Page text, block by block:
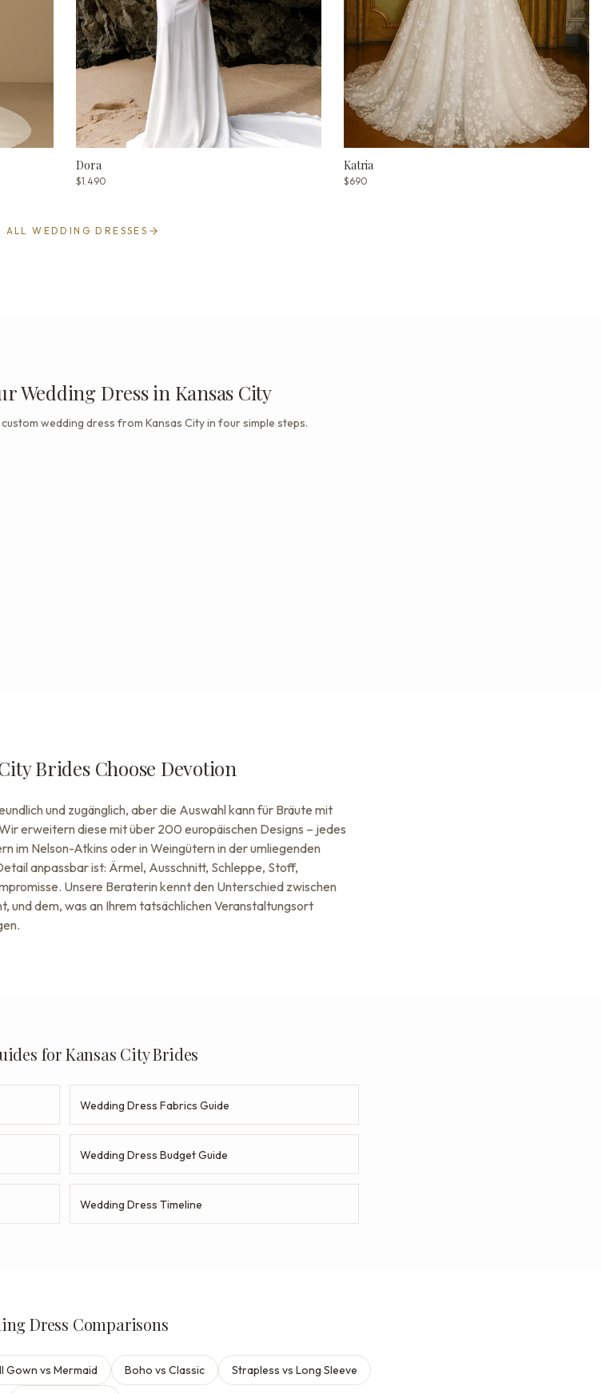
Dora
$1.490
Katria
$690
ALL WEDDING DRESSES
Wedding Dress in Kansas City
wedding dress from Kansas City in four simple steps.
Brides Choose Devotion
und zugänglich, aber die Auswahl kann für Bräute mit
erweitern diese mit über 200 europäischen Designs – jedes
im Nelson-Atkins oder in Weingütern in der umliegenden
anpassbar ist: Ärmel, Ausschnitt, Schleppe, Stoff,
Unsere Beraterin kennt den Unterschied zwischen
und dem, was an Ihrem tatsächlichen Veranstaltungsort
for Kansas City Brides
Wedding Dress Fabrics Guide
Wedding Dress Budget Guide
Wedding Dress Timeline
Dress Comparisons
Gown vs Mermaid Boho vs Classic Strapless vs Long Sleeve